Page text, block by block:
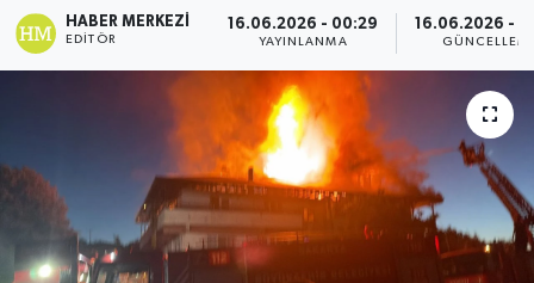
HABER MERKEZI
EDITÖR
16.06.2026 - 00:29
YAYINLANMA
16.06.2026 -
Eğitim
Ekonomi
Emlak
Gündem
Haber Arşivi